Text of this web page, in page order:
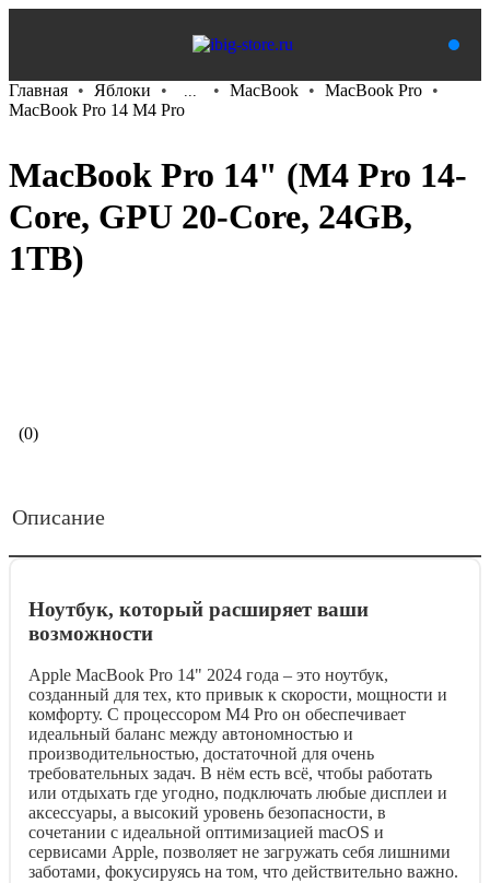
Главная Яблоки ... MacBook
MacBook Pro
MacBook Pro 14 M4 Pro
MacBook Pro 14" (M4 Pro 14-
Core, GPU 20-Core, 24GB,
1TB)
(0)
Описание
Ноутбук, который расширяет ваши
возможности
Apple MacBook Pro 14" 2024 года – это ноутбук,
созданный для тех, кто привык к скорости, мощности и
комфорту. С процессором M4 Pro он обеспечивает
идеальный баланс между автономностью и
производительностью, достаточной для очень
требовательных задач. В нём есть всё, чтобы работать
или отдыхать где угодно, подключать любые дисплеи и
аксессуары, а высокий уровень безопасности, в
сочетании с идеальной оптимизацией macOS и
сервисами Apple, позволяет не загружать себя лишними
заботами, фокусируясь на том, что действительно важно.